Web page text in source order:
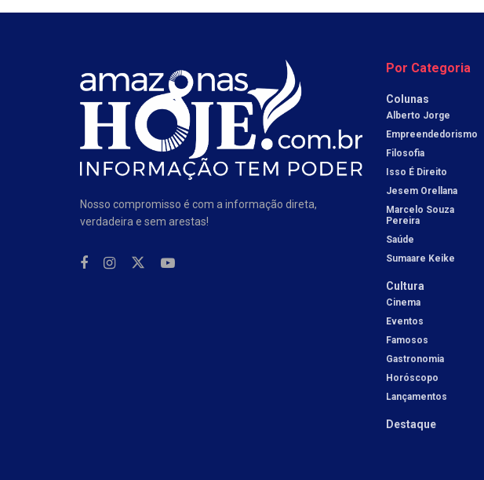
Nosso compromisso é com a informação direta,
verdadeira e sem arestas!
Por Categoria
Colunas
Alberto Jorge
Empreendedorismo
Filosofia
Isso É Direito
Jesem Orellana
Marcelo Souza
Pereira
Saúde
Sumaare Keike
Cultura
Cinema
Eventos
Famosos
Gastronomia
Horóscopo
Lançamentos
Destaque